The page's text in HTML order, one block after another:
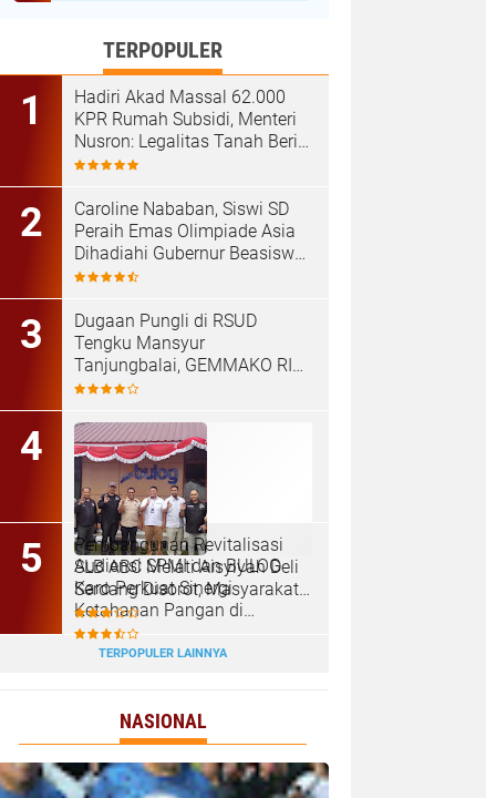
TERPOPULER
Hadiri Akad Massal 62.000
KPR Rumah Subsidi, Menteri
Nusron: Legalitas Tanah Beri
Kepastian bagi Masyarakat
Caroline Nababan, Siswi SD
Peraih Emas Olimpiade Asia
Dihadiahi Gubernur Beasiswa
Hingga Rumah
Dugaan Pungli di RSUD
Tengku Mansyur
Tanjungbalai, GEMMAKO RI
Minta Penegak Hukum Usut
Audiensi SPMI dan BULOG
Karo Perkuat Sinergi
Ketahanan Pangan di
Kabanjahe
‎Pembangunan Revitalisasi
SLB ABC Melati Aisyiyah Deli
Serdang Disorot, Masyarakat
Pertanyakan Transparansi
dan Pagu Anggaran
TERPOPULER LAINNYA
NASIONAL